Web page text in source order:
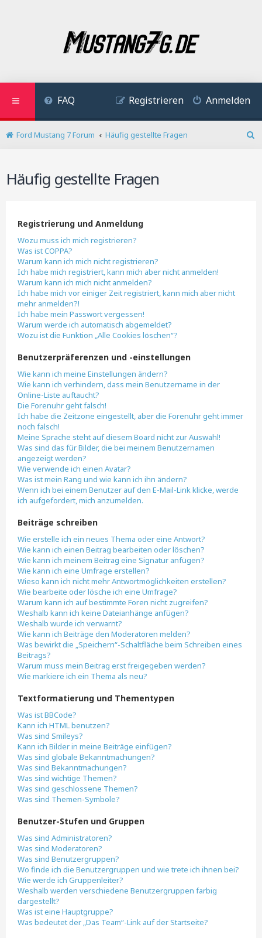
FAQ Anmelden
Registrieren
Ford Mustang 7 Forum
Häufig gestellte Fragen
Häufig gestellte Fragen
Registrierung und Anmeldung
Wozu muss ich mich registrieren?
Was ist COPPA?
Warum kann ich mich nicht registrieren?
Ich habe mich registriert, kann mich aber nicht anmelden!
Warum kann ich mich nicht anmelden?
Ich habe mich vor einiger Zeit registriert, kann mich aber nicht
mehr anmelden?!
Ich habe mein Passwort vergessen!
Warum werde ich automatisch abgemeldet?
Wozu ist die Funktion „Alle Cookies löschen“?
Benutzerpräferenzen und -einstellungen
Wie kann ich meine Einstellungen ändern?
Wie kann ich verhindern, dass mein Benutzername in der
Online-Liste auftaucht?
Die Forenuhr geht falsch!
Ich habe die Zeitzone eingestellt, aber die Forenuhr geht immer
noch falsch!
Meine Sprache steht auf diesem Board nicht zur Auswahl!
Was sind das für Bilder, die bei meinem Benutzernamen
angezeigt werden?
Wie verwende ich einen Avatar?
Was ist mein Rang und wie kann ich ihn ändern?
Wenn ich bei einem Benutzer auf den E-Mail-Link klicke, werde
ich aufgefordert, mich anzumelden.
Beiträge schreiben
Wie erstelle ich ein neues Thema oder eine Antwort?
Wie kann ich einen Beitrag bearbeiten oder löschen?
Wie kann ich meinem Beitrag eine Signatur anfügen?
Wie kann ich eine Umfrage erstellen?
Wieso kann ich nicht mehr Antwortmöglichkeiten erstellen?
Wie bearbeite oder lösche ich eine Umfrage?
Warum kann ich auf bestimmte Foren nicht zugreifen?
Weshalb kann ich keine Dateianhänge anfügen?
Weshalb wurde ich verwarnt?
Wie kann ich Beiträge den Moderatoren melden?
Was bewirkt die „Speichern“-Schaltfläche beim Schreiben eines
Beitrags?
Warum muss mein Beitrag erst freigegeben werden?
Wie markiere ich ein Thema als neu?
Textformatierung und Thementypen
Was ist BBCode?
Kann ich HTML benutzen?
Was sind Smileys?
Kann ich Bilder in meine Beiträge einfügen?
Was sind globale Bekanntmachungen?
Was sind Bekanntmachungen?
Was sind wichtige Themen?
Was sind geschlossene Themen?
Was sind Themen-Symbole?
Benutzer-Stufen und Gruppen
Was sind Administratoren?
Was sind Moderatoren?
Was sind Benutzergruppen?
Wo finde ich die Benutzergruppen und wie trete ich ihnen bei?
Wie werde ich Gruppenleiter?
Weshalb werden verschiedene Benutzergruppen farbig
dargestellt?
Was ist eine Hauptgruppe?
Was bedeutet der „Das Team“-Link auf der Startseite?